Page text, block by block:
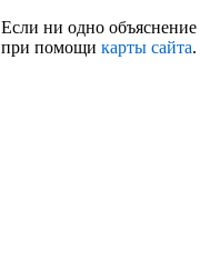
Если ни одно объяснение
при помощи карты сайта.